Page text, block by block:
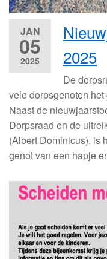
JAN
05
2025
2025
De
vele dorpsgenoten
Naast de
Dorpsraad en de
(Albert Dominicus), is
genot van een hapje